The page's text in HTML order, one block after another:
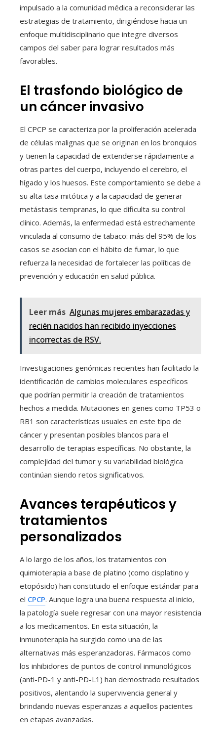
impulsado a la comunidad médica a reconsiderar las
estrategias de tratamiento, dirigiéndose hacia un
enfoque multidisciplinario que integre diversos
campos del saber para lograr resultados más
favorables.
El trasfondo biológico de
un cáncer invasivo
El CPCP se caracteriza por la proliferación acelerada
de células malignas que se originan en los bronquios
y tienen la capacidad de extenderse rápidamente a
otras partes del cuerpo, incluyendo el cerebro, el
hígado y los huesos. Este comportamiento se debe a
su alta tasa mitótica y a la capacidad de generar
metástasis tempranas, lo que dificulta su control
clínico. Además, la enfermedad está estrechamente
vinculada al consumo de tabaco: más del 95% de los
casos se asocian con el hábito de fumar, lo que
refuerza la necesidad de fortalecer las políticas de
prevención y educación en salud pública.
Leer más Algunas mujeres embarazadas y
recién nacidos han recibido inyecciones
incorrectas de RSV.
Investigaciones genómicas recientes han facilitado la
identificación de cambios moleculares específicos
que podrían permitir la creación de tratamientos
hechos a medida. Mutaciones en genes como TP53 o
RB1 son características usuales en este tipo de
cáncer y presentan posibles blancos para el
desarrollo de terapias específicas. No obstante, la
complejidad del tumor y su variabilidad biológica
continúan siendo retos significativos.
Avances terapéuticos y
tratamientos
personalizados
A lo largo de los años, los tratamientos con
quimioterapia a base de platino (como cisplatino y
etopósido) han constituido el enfoque estándar para
el CPCP. Aunque logra una buena respuesta al inicio,
la patología suele regresar con una mayor resistencia
a los medicamentos. En esta situación, la
inmunoterapia ha surgido como una de las
alternativas más esperanzadoras. Fármacos como
los inhibidores de puntos de control inmunológicos
(anti-PD-1 y anti-PD-L1) han demostrado resultados
positivos, alentando la supervivencia general y
brindando nuevas esperanzas a aquellos pacientes
en etapas avanzadas.